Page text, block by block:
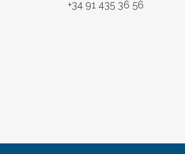
+34 91 435 36 56